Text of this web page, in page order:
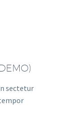
sectetur